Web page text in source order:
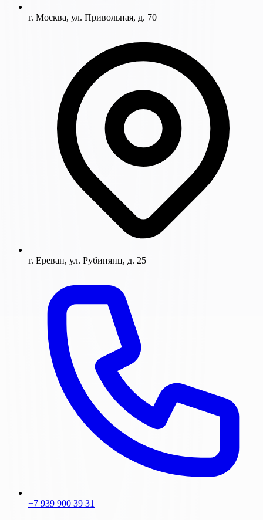
г. Москва, ул. Привольная, д. 70
г. Ереван, ул. Рубинянц, д. 25
+7 939 900 39 31